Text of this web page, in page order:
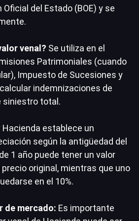
del Estado (BOE) y se
venal? Se utiliza en el
Patrimoniales (cuando
Impuesto de Sucesiones y
indemnizaciones de
siniestro total.
Hacienda establece un
según la antigüedad del
1 año puede tener un valor
precio original, mientras que uno
en el 10%.
de mercado: Es importante